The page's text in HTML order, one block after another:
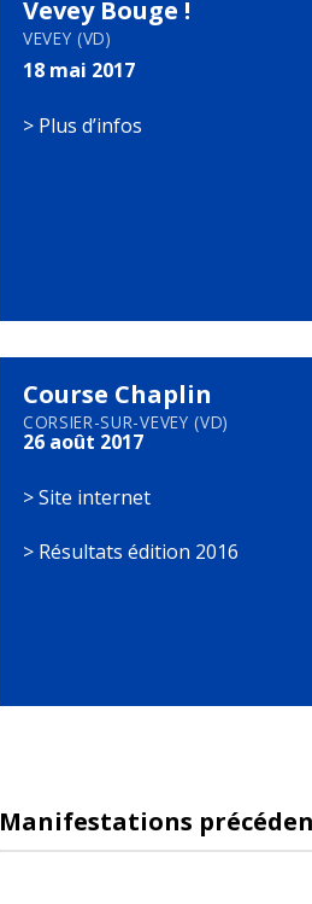
Vevey Bouge !
VEVEY (VD)
18 mai 2017
> Plus d’infos
Course Chaplin
CORSIER-SUR-VEVEY (VD)
26 août 2017
>Site internet
> Résultats édition 2016
Manifestations